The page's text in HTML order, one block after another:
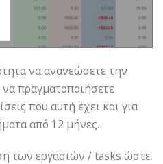
να ανανεώσετε την
πραγματοποιήσετε
που αυτή έχει και για
από 12 μήνες.
των εργασιών / tasks ώστε